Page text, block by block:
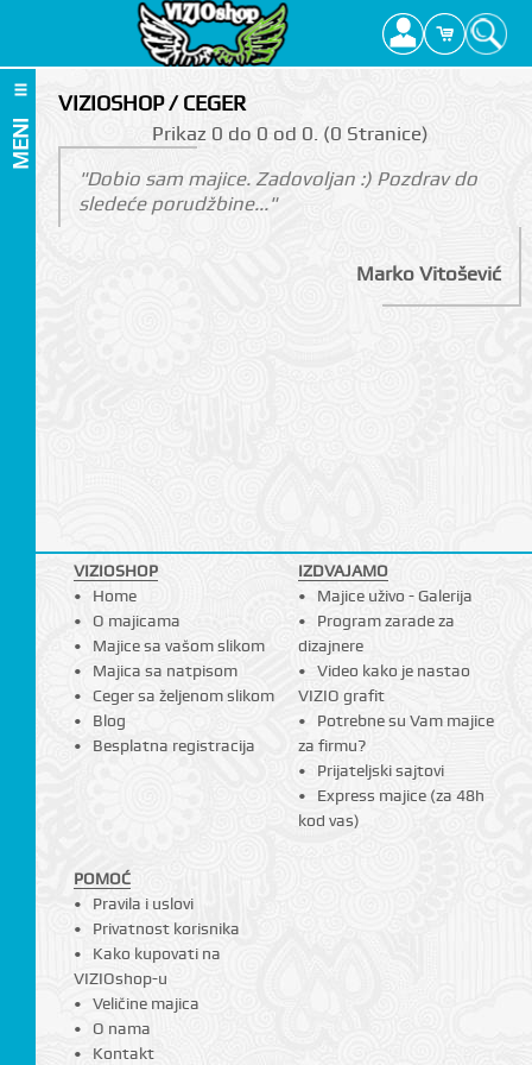
MENI
VIZIOSHOP / CEGER
Prikаz 0 do 0 оd 0. (0 Strаnicе)
"Dobio sam majice. Zadovoljan :) Pozdrav do
sledeće porudžbine..."
Marko Vitošević
VIZIOSHOP
Home
O majicama
Majice sa vašom slikom
Majica sa natpisom
Ceger sa željenom slikom
Blog
Besplatna registracija
IZDVAJAMO
Majice uživo - Galerija
Program zarade za
dizajnere
Video kako je nastao
VIZIO grafit
Potrebne su Vam majice
za firmu?
Prijateljski sajtovi
Express majice (za 48h
kod vas)
POMOĆ
Pravila i uslovi
Privatnost korisnika
Kako kupovati na
VIZIOshop-u
Veličine majica
O nama
Kontakt